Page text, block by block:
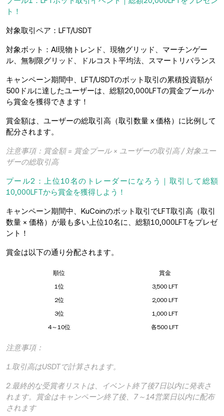
ト！
対象取引ペア：LFT/USDT
対象ボット：AI現物トレンド、現物グリッド、マーチンゲー
ル、無制限グリッド、ドルコスト平均法、スマートリバランス
キャンペーン期間中、LFT/USDTのボット取引の累積投資額が
500ドルに達したユーザーは、総額20,000LFTの賞金プールか
ら賞金を獲得できます！
賞金額は、ユーザーの総取引高（取引数量 x 価格）に比例して
配分されます。
注意事項：賞金額 = 賞金プール × ユーザーの取引高 / 対象ユー
ザーの総取引高
プール2：上位10名のトレーダーになろう｜取引して総額
10,000LFTから賞金を獲得しよう！
キャンペーン期間中、KuCoinのボット取引でLFT取引高（取引
数量 × 価格）が最も多い上位10名に、総額10,000LFTをプレゼ
ント！
賞金は以下の通り分配されます。
順位
賞金
1位
3,500 LFT
2位
2,000 LFT
3位
1,000 LFT
4～10位
各500 LFT
注意事項：
1.取引高はUSDTで計算されます。
2.最終的な受賞者リストは、イベント終了後7日以内に発表さ
れます。賞金はキャンペーン終了後、7～14営業日以内に配布
されます